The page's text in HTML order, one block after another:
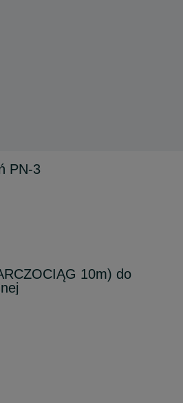
PN-3
10m) do